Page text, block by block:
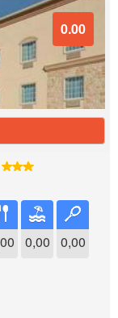
0.00
0,00 0,00